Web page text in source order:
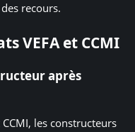
recours.
VEFA et CCMI
après
les constructeurs